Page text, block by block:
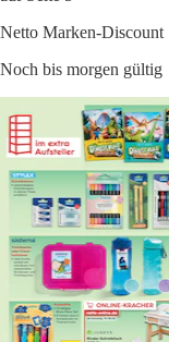
Netto Marken-Discount
Noch bis morgen gültig